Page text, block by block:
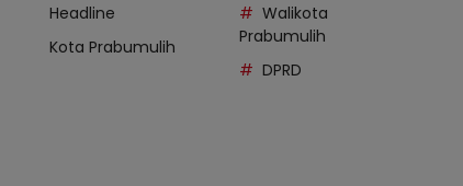
Headline
Kota Prabumulih
Walikota
Prabumulih
DPRD